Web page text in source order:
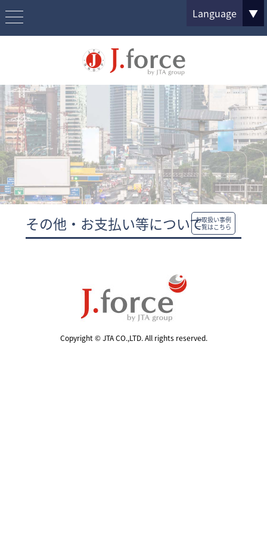
Language ▼
その他・お支払い等についてお取扱い事例
一覧はこちら
Copyright © JTA CO.,LTD. All rights reserved.